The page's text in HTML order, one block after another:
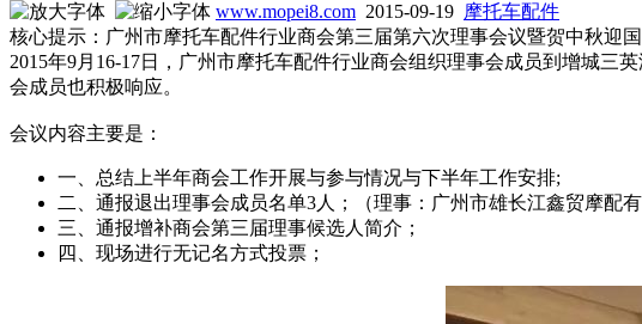
www.mopei8.com 2015-09-19 摩托车配件
核心提示：广州市摩托车配件行业商会第三届第六次理事会议暨贺中秋迎
2015年9月16-17日，广州市摩托车配件行业商会组织理事会成员到增城
会成员也积极响应。
会议内容主要是：
一、总结上半年商会工作开展与参与情况与下半年工作安排;
二、通报退出理事会成员名单3人；（理事：广州市雄长江鑫贸摩配
三、通报增补商会第三届理事候选人简介；
四、现场进行无记名方式投票；